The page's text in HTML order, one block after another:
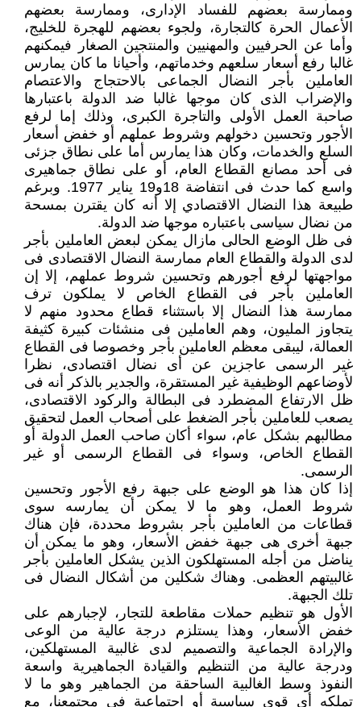
وممارسة بعضهم للفساد الإدارى، وممارسة بعضهم
الأعمال الحرة كالتجارة، ولجوء بعضهم للهجرة للخليج،
وأما عن الحرفيين والمهنيين والمنتجين الصغار فيمكنهم
غالبا رفع أسعار سلعهم وخدماتهم، وأحيانا ما كان يمارس
العاملين بأجر النضال الجماعى بالاحتجاج والاعتصام
والإضراب الذى كان موجها غالبا ضد الدولة باعتبارها
صاحبة العمل الأولى والتاجرة الكبرى، وذلك إما لرفع
الأجور وتحسين دخولهم وشروط عملهم أو خفض أسعار
السلع والخدمات، وكان هذا يمارس أما على نطاق جزئى
فى أحد مصانع القطاع العام، أو على نطاق جماهيرى
واسع كما حدث فى انتفاضة 18و19 يناير 1977. وبرغم
طبيعة هذا النضال الاقتصادي إلا أنه كان يقترن بمسحة
من نضال سياسى باعتباره موجها ضد الدولة.
فى ظل الوضع الحالى مازال يمكن لبعض العاملين بأجر
لدى الدولة والقطاع العام ممارسة النضال الاقتصادى فى
مواجهتها لرفع أجورهم وتحسين شروط عملهم، إلا إن
العاملين بأجر فى القطاع الخاص لا يملكون ترف
ممارسة هذا النضال إلا باستثناء قطاع محدود منهم لا
يتجاوز المليون، وهم العاملين فى منشئات كبيرة كثيفة
العمالة، ليبقى معظم العاملين بأجر وخصوصا فى القطاع
غير الرسمى عاجزين عن أى نضال اقتصادى، نظرا
لأوضاعهم الوظيفية غير المستقرة، والجدير بالذكر أنه فى
ظل الارتفاع المضطرد فى البطالة والركود الاقتصادى،
يصعب للعاملين بأجر الضغط على أصحاب العمل لتحقيق
مطالبهم بشكل عام، سواء أكان صاحب العمل الدولة أو
القطاع الخاص، وسواء فى القطاع الرسمى أو غير
الرسمى.
إذا كان هذا هو الوضع على جبهة رفع الأجور وتحسين
شروط العمل، وهو ما لا يمكن أن يمارسه سوى
قطاعات من العاملين بأجر بشروط محددة، فإن هناك
جبهة أخرى هى جبهة خفض الأسعار، وهو ما يمكن أن
يناضل من أجله المستهلكون الذين يشكل العاملين بأجر
غالبيتهم العظمى. وهناك شكلين من أشكال النضال فى
تلك الجبهة.
الأول هو تنظيم حملات مقاطعة للتجار، لإجبارهم على
خفض الأسعار، وهذا يستلزم درجة عالية من الوعى
والإرادة الجماعية والتصميم لدى غالبية المستهلكين،
ودرجة عالية من التنظيم والقيادة الجماهيرية واسعة
النفوذ وسط الغالبية الساحقة من الجماهير وهو ما لا
تملكه أى قوى سياسية أو اجتماعية فى مجتمعنا، مع